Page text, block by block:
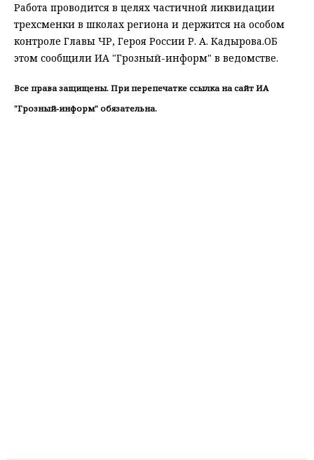
Работа проводится в целях частичной ликвидации
трехсменки в школах региона и держится на особом
контроле Главы ЧР, Героя России Р. А. Кадырова.ОБ
этом сообщили ИА "Грозный-информ" в ведомстве.
Все права защищены. При перепечатке ссылка на сайт ИА
"Грозный-информ" обязательна.